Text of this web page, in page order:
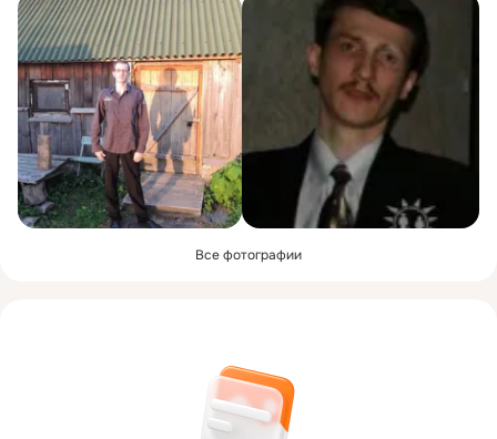
Все фотографии